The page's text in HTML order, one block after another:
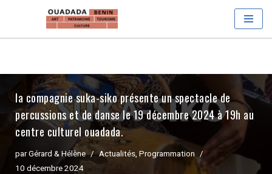
la compagnie suka-siko présente un spectacle de
percussions et de danse le 19 décembre 2024 à 19h au
centre culturel ouadada.
parGérard & Hélène Actualités Programmation
10 décembre 2024